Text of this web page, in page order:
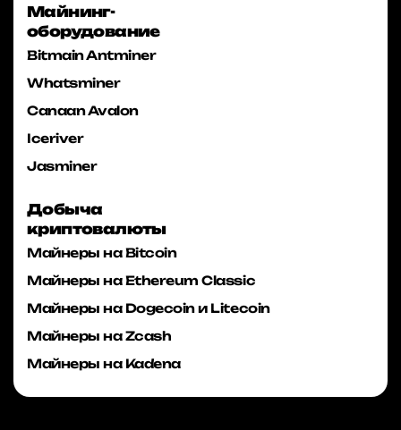
Майнинг-
оборудование
Bitmain Antminer
Whatsminer
Canaan Avalon
Iceriver
Jasminer
Добыча
криптовалюты
Майнеры на Bitcoin
Майнеры на Ethereum Classic
Майнеры на Dogecoin и Litecoin
Майнеры на Zcash
Майнеры на Kadena